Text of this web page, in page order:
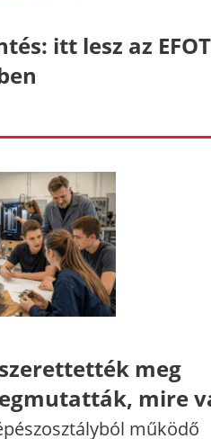
itt lesz az
meg
mire
működő